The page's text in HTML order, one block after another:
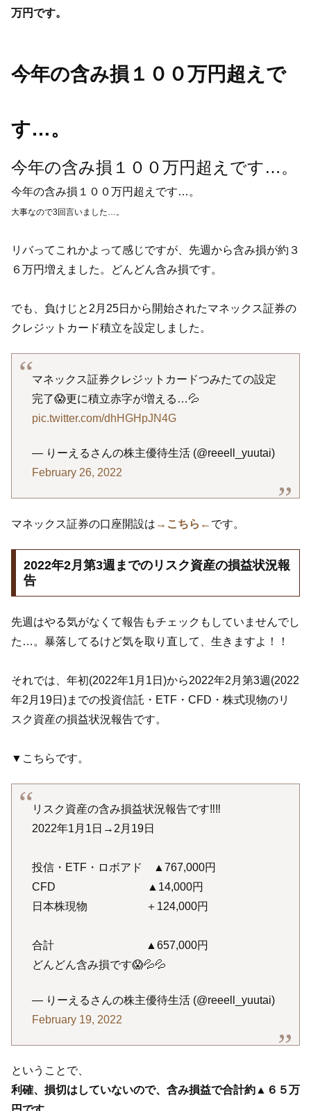
万円です。
今年の含み損１００万円超えで
す…。
今年の含み損１００万円超えです…。
今年の含み損１００万円超えです…。
大事なので3回言いました…。
リバってこれかよって感じですが、先週から含み損が約３
６万円増えました。どんどん含み損です。
でも、負けじと2月25日から開始されたマネックス証券の
クレジットカード積立を設定しました。
マネックス証券クレジットカードつみたての設定
完了😱更に積立赤字が増える…💦
pic.twitter.com/dhHGHpJN4G
— りーえるさんの株主優待生活 (@reeell_yuutai)
February 26, 2022
マネックス証券の口座開設は →こちら← です。
2022年2月第3週までのリスク資産の損益状況報
告
先週はやる気がなくて報告もチェックもしていませんでし
た…。暴落してるけど気を取り直して、生きますよ！！
それでは、年初(2022年1月1日)から2022年2月第3週(2022
年2月19日)までの投資信託・ETF・CFD・株式現物のリ
スク資産の損益状況報告です。
▼こちらです。
リスク資産の含み損益状況報告です‼️‼️
2022年1月1日→2月19日
投信・ETF・ロボアド ▲767,000円
CFD ▲14,000円
日本株現物 ＋124,000円
合計 ▲657,000円
どんどん含み損です😱💦💦
— りーえるさんの株主優待生活 (@reeell_yuutai)
February 19, 2022
ということで、
利確、損切はしていないので、含み損益で合計約▲６５万